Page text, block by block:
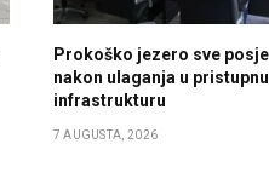
Prokoško jezero sve
nakon ulaganja u pristupnu
infrastrukturu
7 AUGUSTA, 2026